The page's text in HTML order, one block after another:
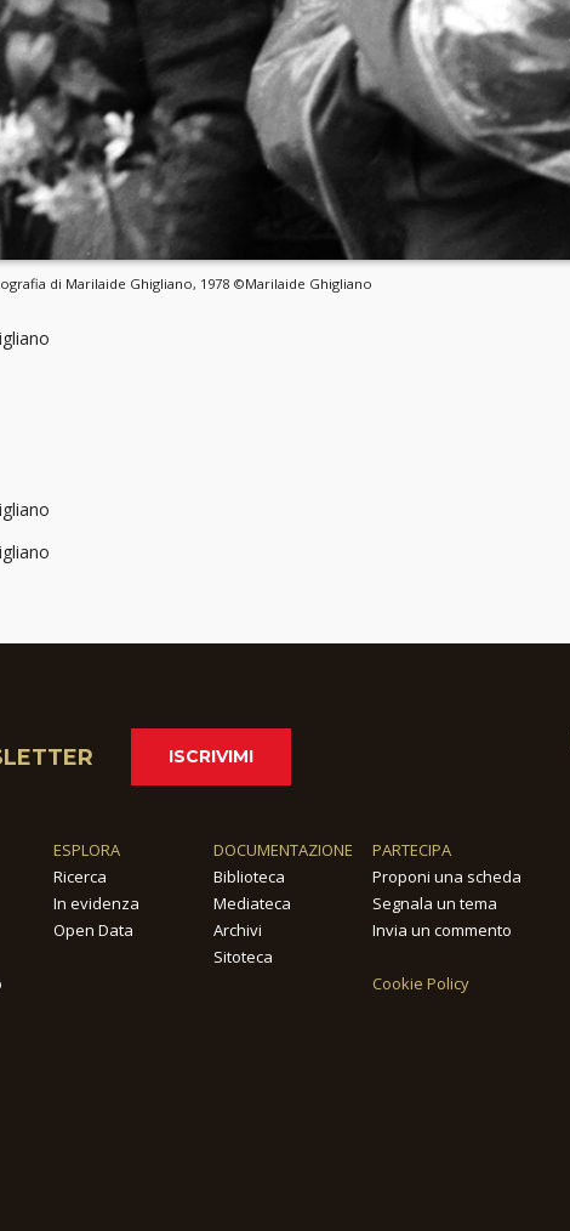
di Marilaide Ghigliano, 1978 ©Marilaide Ghigliano
ISCRIVIMI
ESPLORA
Ricerca
In evidenza
Open Data
DOCUMENTAZIONE
Biblioteca
Mediateca
Archivi
Sitoteca
PARTECIPA
Proponi una scheda
Segnala un tema
Invia un commento
Cookie Policy